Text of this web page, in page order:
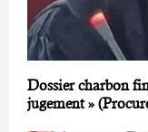
Dossier charbon
jugement »